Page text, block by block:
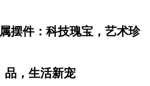
摆件：科技瑰宝，艺术珍
品，生活新宠